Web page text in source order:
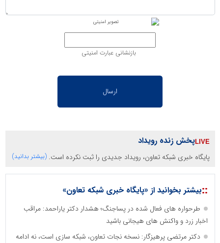
بازنشانی عبارت امنیتی
پخش زنده رویداد
پایگاه خبری شبکه تعاون، رویداد جدیدی را ثبت نکرده است. (بیشتر بدانید)
::بیشتر بخوانید از «پایگاه خبری شبکه تعاون»
طرحواره های فعال شده در پساجنگ؛ هشدار دکتر یاراحمد: مراقب
اخبار زرد و واکنش های هیجانی باشید
دکتر مرتضی پرهیزگار: نسخه نجات تعاون، شبکه سازی است، نه ادامه